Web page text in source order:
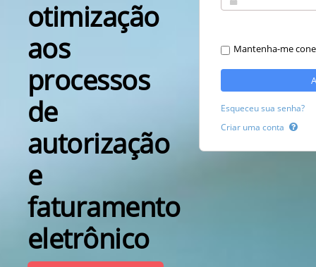
otimização
aos
processos
de
autorização
e
faturamento
eletrônico
Mantenha-me
Esqueceu sua senha?
Criar uma conta